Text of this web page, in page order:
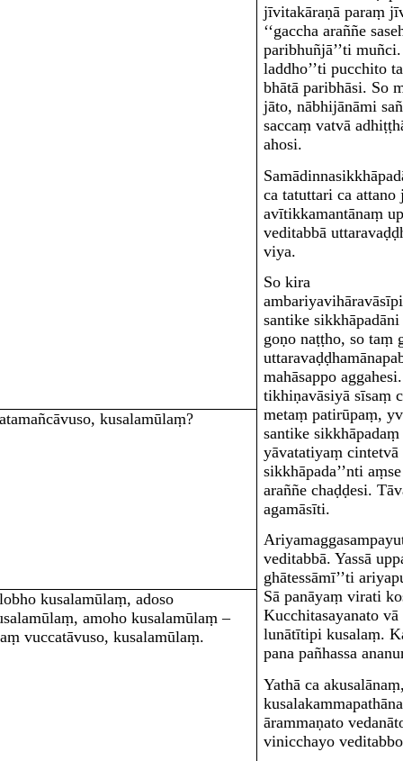
jīvitakāraṇā paraṃ
‘‘gaccha araññe
paribhuñjā’’ti
laddho’’ti pucchito
bhātā paribhāsi. So
jāto, nābhijānāmi
saccaṃ vatvā
ahosi.
ca tatuttari ca
avītikkamantānaṃ
veditabbā
viya.
So kira
santike
goṇo naṭṭho, so taṃ
mahāsappo
tikhiṇavāsiyā sīsaṃ
metaṃ patirūpaṃ,
santike
yāvatatiyaṃ
sikkhāpada’’nti
araññe chaḍḍesi.
agamāsīti.
veditabbā. Yassā
ghātessāmī’’ti
Sā panāyaṃ virati
Kucchitasayanato
lunātītipi kusalaṃ.
pana pañhassa
Yathā ca
ārammaṇato
vinicchayo
kusalamūlaṃ?
kusalamūlaṃ, adoso
amoho kusalamūlaṃ –
vuccatāvuso, kusalamūlaṃ.